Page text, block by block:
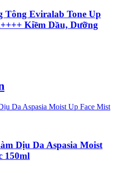
Tông Eviralab Tone Up
Kiềm Dầu, Dưỡng
Dịu Da Aspasia Moist
150ml